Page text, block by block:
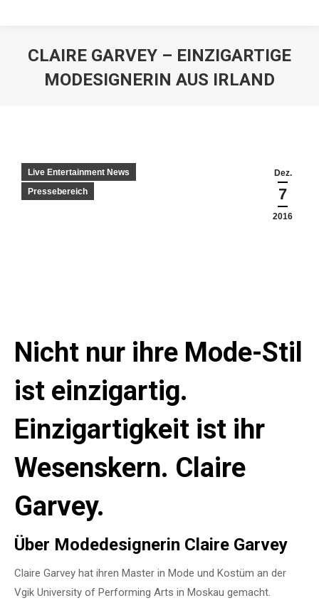
CLAIRE GARVEY – EINZIGARTIGE
MODESIGNERIN AUS IRLAND
Dez.
7
2016
Live Entertainment News
Pressebereich
Nicht nur ihre Mode-Stil
ist einzigartig.
Einzigartigkeit ist ihr
Wesenskern. Claire
Garvey.
Über Modedesignerin Claire Garvey
Claire Garvey hat ihren Master in Mode und Kostüm an der
Vgik University of Performing Arts in Moskau gemacht.